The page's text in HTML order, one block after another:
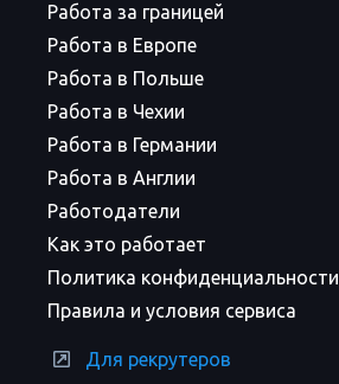
Работа за границей
Работа в Европе
Работа в Польше
Работа в Чехии
Работа в Германии
Работа в Англии
Работодатели
Как это работает
Политика конфиденциальности
Правила и условия сервиса
Для рекрутеров